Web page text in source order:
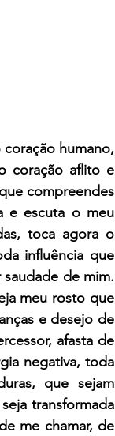
humano,
coração aflito e
compreendes
e escuta o meu
toca agora o
influência que
de mim.
meu rosto que
e desejo de
afasta de
negativa, toda
que sejam
transformada
me chamar, de